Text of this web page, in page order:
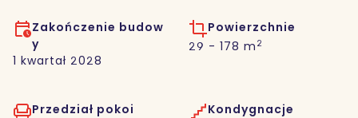
Zakończenie budow
y
1 kwartał 2028
Powierzchnie
29 - 178 m 2
Przedział pokoi
Kondygnacje